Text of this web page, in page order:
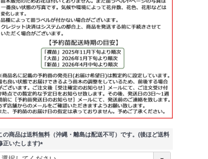
の商品は送料無料（沖縄・離島は配送不可）です。(後ほど送料
正いたします)
(